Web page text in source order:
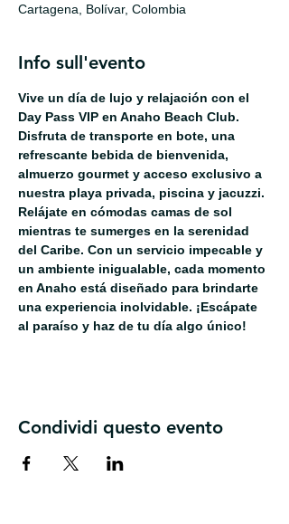
Cartagena, Bolívar, Colombia
Info sull'evento
Vive un día de lujo y relajación con el
Day Pass VIP en Anaho Beach Club.
Disfruta de transporte en bote, una
refrescante bebida de bienvenida,
almuerzo gourmet y acceso exclusivo a
nuestra playa privada, piscina y jacuzzi.
Relájate en cómodas camas de sol
mientras te sumerges en la serenidad
del Caribe. Con un servicio impecable y
un ambiente inigualable, cada momento
en Anaho está diseñado para brindarte
una experiencia inolvidable. ¡Escápate
al paraíso y haz de tu día algo único!
Condividi questo evento